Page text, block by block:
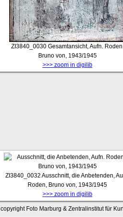
ZI3840_0030 Gesamtansicht, Aufn.
Bruno von, 1943/1945
>>> zoom in digilib
ZI3840_0032 Ausschnitt, die Anbetenden,
Roden, Bruno von, 1943/1945
>>> zoom in digilib
copyright Foto Marburg & Zentralinstitut für